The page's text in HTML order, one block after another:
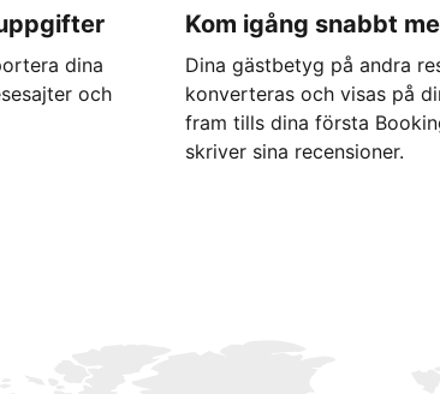
dina
och
Kom igång snabbt
Dina gästbetyg på andra
konverteras och visas på
fram tills dina första
skriver sina recensioner.